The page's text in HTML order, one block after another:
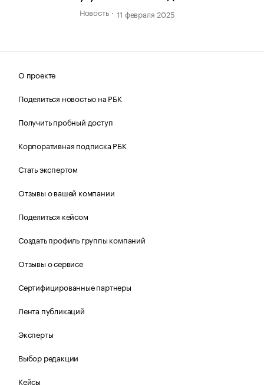
Новость 11 февраля 2025
О проекте
Поделиться новостью на РБК
Получить пробный доступ
Корпоративная подписка РБК
Стать экспертом
Отзывы о вашей компании
Поделиться кейсом
Создать профиль группы компаний
Отзывы о сервисе
Сертифицированные партнеры
Лента публикаций
Эксперты
Выбор редакции
Кейсы